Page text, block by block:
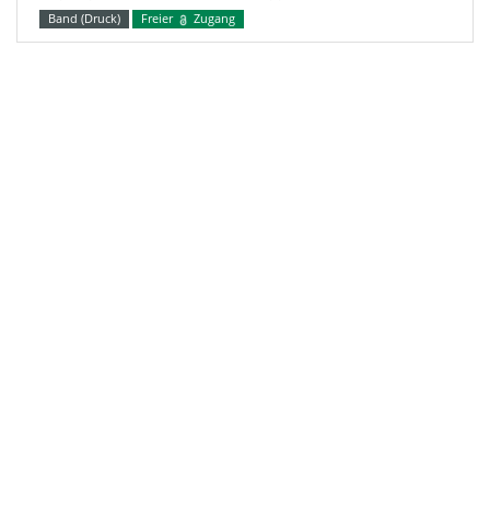
Band (Druck) Freier Zugang